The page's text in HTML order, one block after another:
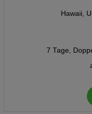
Hawaii,
7 Tage,